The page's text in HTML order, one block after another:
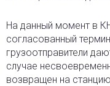
На данный момент в
согласованный
грузоотправители
случае
возвращен на